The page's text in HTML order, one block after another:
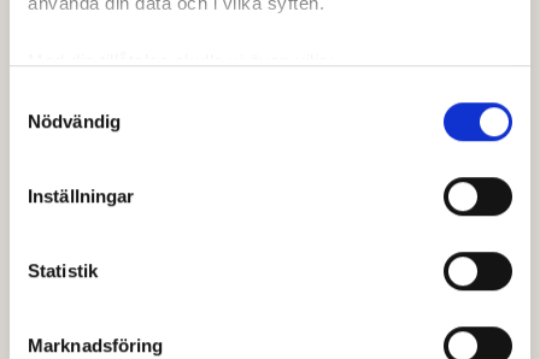
Med din tillåtelse skulle vi även vilja:
kan ha en noggrannhet på upp till flera meter
Ta reda på mer om hur dina personliga uppgifter
Du kan ändra eller dra tillbaka ditt samtycke när som
Nödvändig
Inställningar
Statistik
Marknadsföring
Ålder
Spelform
Ronder